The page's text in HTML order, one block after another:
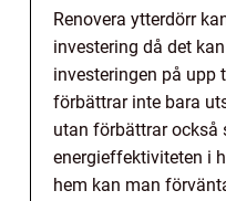
Renovera ytterdörr
investering då det
investeringen på upp
förbättrar inte bara
utan förbättrar också
energieffektiviteten i
hem kan man